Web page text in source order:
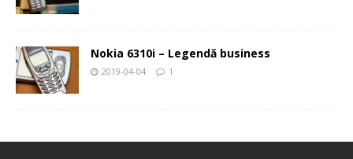
Nokia 6310i – Legendă business
2019-04-04 1